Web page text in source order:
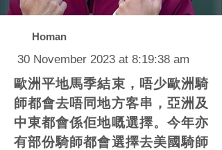
Homan
30 November 2023 at 8:19:38 am
歐洲平地馬季結束，唔少歐洲騎
師都會去唔同地方客串，亞洲及
中東都會係佢地嘅選擇。今年亦
有部份騎師都會選擇去美國騎師